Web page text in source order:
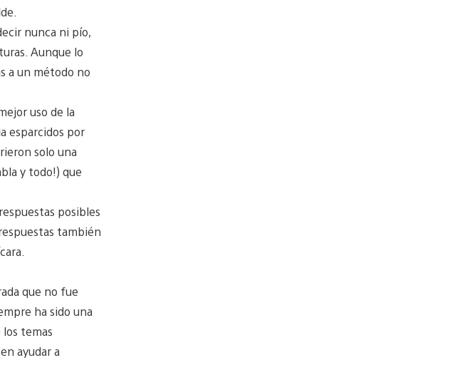
nunca ni pío,
Aunque lo
a un método no
uso de la
esparcidos por
solo una
y todo!) que
posibles
también
que no fue
ha sido una
temas
ayudar a